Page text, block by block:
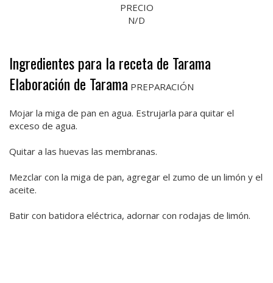
PRECIO
N/D
Ingredientes para la receta de Tarama
Elaboración de Tarama PREPARACIÓN
Mojar la miga de pan en agua. Estrujarla para quitar el
exceso de agua.
Quitar a las huevas las membranas.
Mezclar con la miga de pan, agregar el zumo de un limón y el
aceite.
Batir con batidora eléctrica, adornar con rodajas de limón.